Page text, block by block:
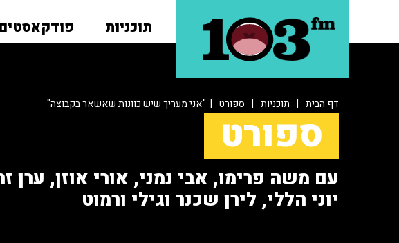
תוכניות פודקאסטים
דף הבית | תוכניות | ספורט | "אני מעריך שיש כוונות שאשאר בקבוצה"
ספורט
עם משה פרימו, אבי נמני, אורי אוזן, ערן
יוני הללי, לירן שכנר וגילי ורמוט